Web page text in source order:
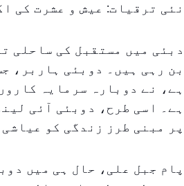
نئی ترقیات: عیش و عشرت کی
دبئی میں مستقبل کی ساحلی
بن رہی ہیں۔ دوبئی ہاربر،
ہے، نے دوبارہ سرمایہ
ہے۔ اسی طرح، دوبئی آئی
پر مبنی طرز زندگی کو عیاشی
پام جبل علی، حال ہی میں